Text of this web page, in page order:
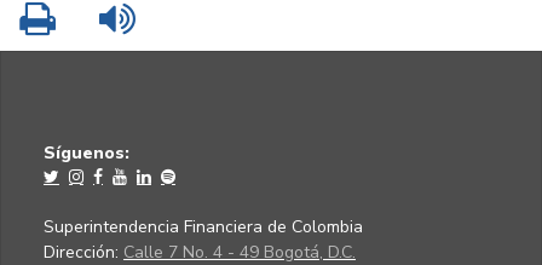
Imprimir
Síguenos:
Superintendencia Financiera de Colombia
Dirección: Calle 7 No. 4 - 49 Bogotá, D.C.